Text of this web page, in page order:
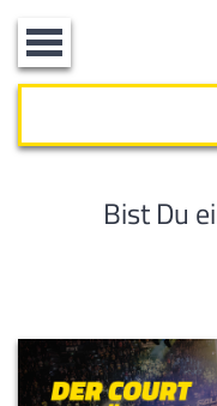
Toggle
navigation
Bist Du